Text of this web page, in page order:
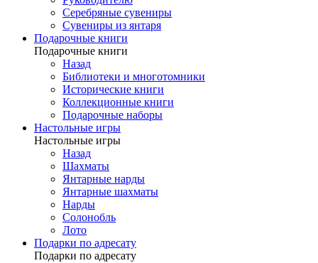
Серебряные сувениры
Сувениры из янтаря
Подарочные книги
Подарочные книги
Назад
Библиотеки и многотомники
Исторические книги
Коллекционные книги
Подарочные наборы
Настольные игры
Настольные игры
Назад
Шахматы
Янтарные нарды
Янтарные шахматы
Нарды
Солонобль
Лото
Подарки по адресату
Подарки по адресату